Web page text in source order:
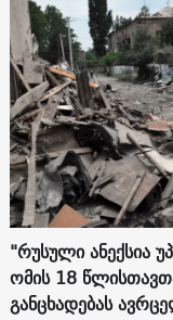
"რუსული ანექსია
ომის 18
განცხადებას